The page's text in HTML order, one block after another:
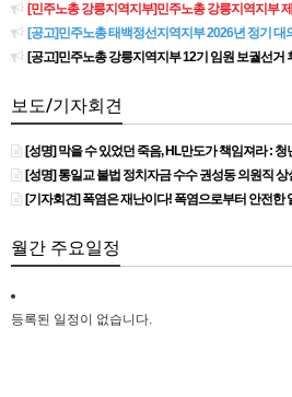
[민주노총 강릉지역지부]민주노총 강릉지역지부
[공고]민주노총 태백정선지역지부 2026년 정기 대
[공고]민주노총 강릉지역지부 12기 임원 보궐선거
보도/기자회견
[성명] 막을 수 있었던 죽음, HL만도가 책임져라 :
[성명] 통일교 불법 정치자금 수수 권성동 의원직
[기자회견] 폭염은 재난이다! 폭염으로부터 안전
월간 주요일정
등록된 일정이 없습니다.